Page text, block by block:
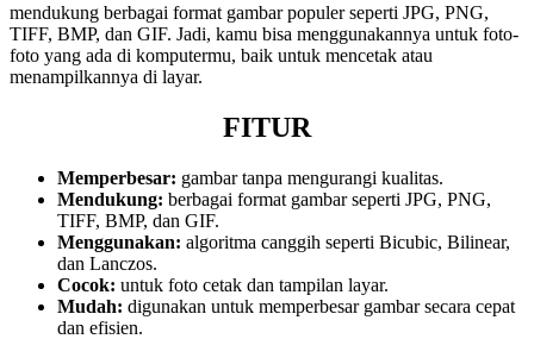
mendukung berbagai format gambar populer seperti JPG, PNG,
TIFF, BMP, dan GIF. Jadi, kamu bisa menggunakannya untuk foto-
foto yang ada di komputermu, baik untuk mencetak atau
menampilkannya di layar.
FITUR
Memperbesar: gambar tanpa mengurangi kualitas.
Mendukung: berbagai format gambar seperti JPG, PNG,
TIFF, BMP, dan GIF.
Menggunakan: algoritma canggih seperti Bicubic, Bilinear,
dan Lanczos.
Cocok: untuk foto cetak dan tampilan layar.
Mudah: digunakan untuk memperbesar gambar secara cepat
dan efisien.